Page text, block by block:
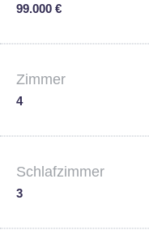
99.000 €
Zimmer
4
Schlafzimmer
3